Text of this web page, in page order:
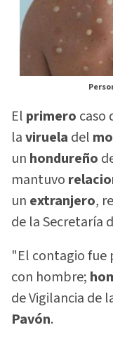
El primero caso
laviruela del
un hondureño
mantuvo
un extranjero,
de la Secretaría
"El contagio fue
con hombre;
de Vigilancia de
Pavón.